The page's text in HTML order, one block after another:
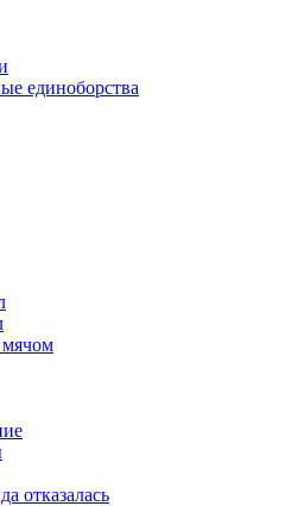
единоборства
мячом
отказалась